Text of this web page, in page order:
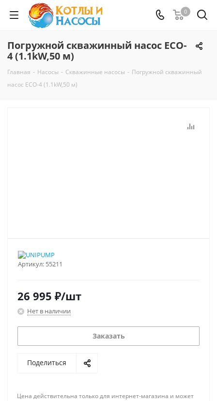
0
Погружной скважинный насос ECO-
4 (1.1kW,50 м)
Главная - Насосы - Скважинные насосы - Погружной скважинный
насос ECO-4 (1.1kW,50 м)
Артикул: 55211
26 995 ₽/шт
Нет в наличии
Заказать
Поделиться
Цена действительна только для интернет-магазина и может